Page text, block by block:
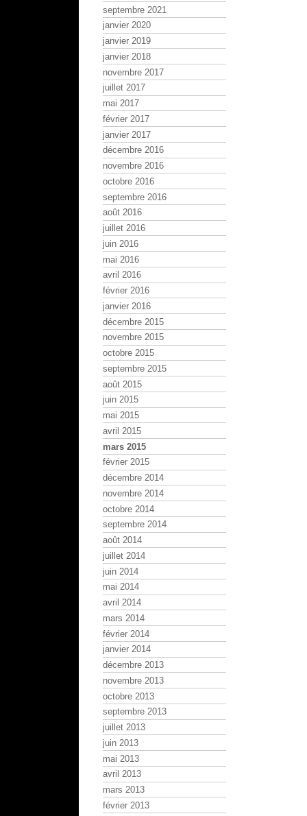
septembre 2021
janvier 2020
janvier 2019
janvier 2018
novembre 2017
juillet 2017
mai 2017
février 2017
janvier 2017
décembre 2016
novembre 2016
octobre 2016
septembre 2016
août 2016
juillet 2016
juin 2016
mai 2016
avril 2016
février 2016
janvier 2016
décembre 2015
novembre 2015
octobre 2015
septembre 2015
août 2015
juin 2015
mai 2015
avril 2015
mars 2015
février 2015
décembre 2014
novembre 2014
octobre 2014
septembre 2014
août 2014
juillet 2014
juin 2014
mai 2014
avril 2014
mars 2014
février 2014
janvier 2014
décembre 2013
novembre 2013
octobre 2013
septembre 2013
juillet 2013
juin 2013
mai 2013
avril 2013
mars 2013
février 2013